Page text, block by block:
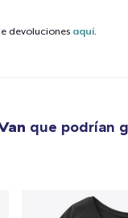
devoluciones aquí.
que podrían
5,00 US$